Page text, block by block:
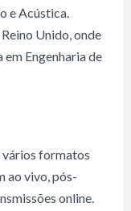
e Acústica.
Unido, onde
Engenharia de
vários formatos
ao vivo, pós-
online.